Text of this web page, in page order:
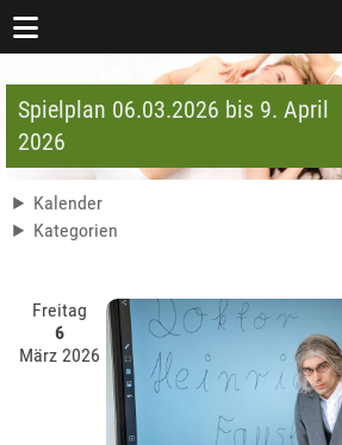
Spielplan 06.03.2026 bis 9. April
2026
Kalender
Kategorien
Freitag
6
März 2026